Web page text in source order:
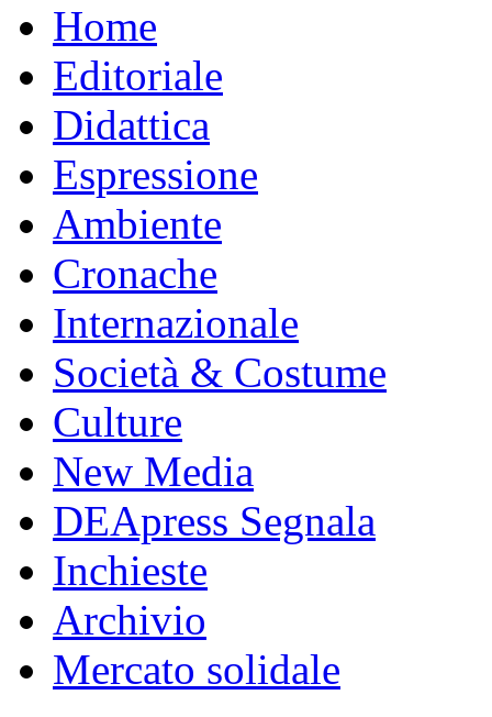
Home
Editoriale
Didattica
Espressione
Ambiente
Cronache
Internazionale
Società & Costume
Culture
New Media
DEApress Segnala
Inchieste
Archivio
Mercato solidale